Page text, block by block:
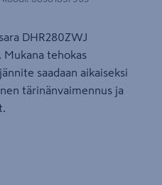
DHR280ZWJ
tehokas
saadaan aikaiseksi
tärinänvaimennus ja